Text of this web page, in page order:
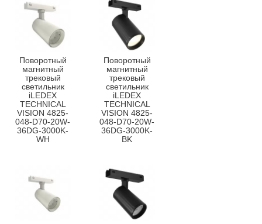
Поворотный
магнитный
трековый
светильник
iLEDEX
TECHNICAL
VISION 4825-
048-D70-20W-
36DG-3000K-
WH
Поворотный
магнитный
трековый
светильник
iLEDEX
TECHNICAL
VISION 4825-
048-D70-20W-
36DG-3000K-
BK